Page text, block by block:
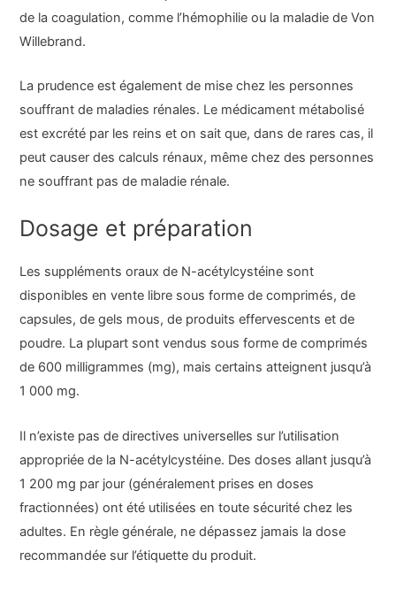
de la coagulation, comme l’hémophilie ou la maladie de Von
Willebrand.
La prudence est également de mise chez les personnes
souffrant de maladies rénales. Le médicament métabolisé
est excrété par les reins et on sait que, dans de rares cas, il
peut causer des calculs rénaux, même chez des personnes
ne souffrant pas de maladie rénale.
Dosage et préparation
Les suppléments oraux de N-acétylcystéine sont
disponibles en vente libre sous forme de comprimés, de
capsules, de gels mous, de produits effervescents et de
poudre. La plupart sont vendus sous forme de comprimés
de 600 milligrammes (mg), mais certains atteignent jusqu’à
1 000 mg.
Il n’existe pas de directives universelles sur l’utilisation
appropriée de la N-acétylcystéine. Des doses allant jusqu’à
1 200 mg par jour (généralement prises en doses
fractionnées) ont été utilisées en toute sécurité chez les
adultes. En règle générale, ne dépassez jamais la dose
recommandée sur l’étiquette du produit.